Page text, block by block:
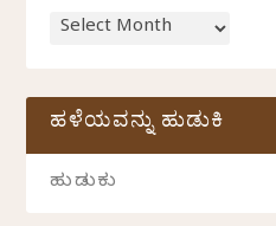
ಹಳೆಯವನ್ನು ಹುಡುಕಿ